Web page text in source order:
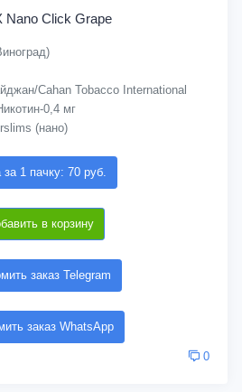
Nano Click Grape
Cahan Tobacco International
0,4 мг
(нано)
за 1 пачку: 70 руб.
в корзину
заказ Telegram
заказ WhatsApp
0